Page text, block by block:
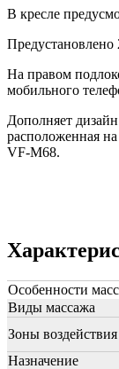
В кресле
Предустановлено
На правом
мобильного
Дополняет
расположенная
VF-M68.
Особенности
Виды массажа
Зоны воздействия
Назначение